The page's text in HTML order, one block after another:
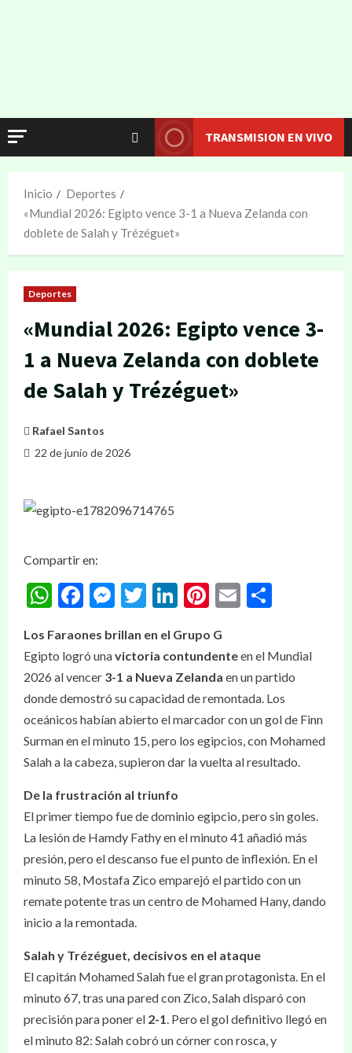
TRANSMISION EN VIVO
Inicio
Deportes
«Mundial 2026: Egipto vence 3-1 a Nueva Zelanda con
doblete de Salah y Trézéguet»
Deportes
«Mundial 2026: Egipto vence 3-
1 a Nueva Zelanda con doblete
de Salah y Trézéguet»
Rafael Santos
22 de junio de 2026
Compartir en:
WhatsApp
Facebook
Messenger
Twitter
LinkedIn
Pinterest
Email
Los Faraones brillan en el Grupo G
Egipto logró unavictoria contundenteen el Mundial
2026 al vencer 3-1 a Nueva Zelanda en un partido
donde demostró su capacidad de remontada. Los
oceánicos habían abierto el marcador con un gol de Finn
Surman en el minuto 15, pero los egipcios, con Mohamed
Salah a la cabeza, supieron dar la vuelta al resultado.
De la frustración al triunfo
El primer tiempo fue de dominio egipcio, pero sin goles.
La lesión de Hamdy Fathy en el minuto 41 añadió más
presión, pero el descanso fue el punto de inflexión. En el
minuto 58, Mostafa Zico emparejó el partido con un
remate potente tras un centro de Mohamed Hany, dando
inicio a la remontada.
Salah y Trézéguet, decisivos en el ataque
El capitán Mohamed Salah fue el gran protagonista. En el
minuto 67, tras una pared con Zico, Salah disparó con
precisión para poner el 2-1. Pero el gol definitivo llegó en
el minuto 82: Salah cobró un córner con rosca, y